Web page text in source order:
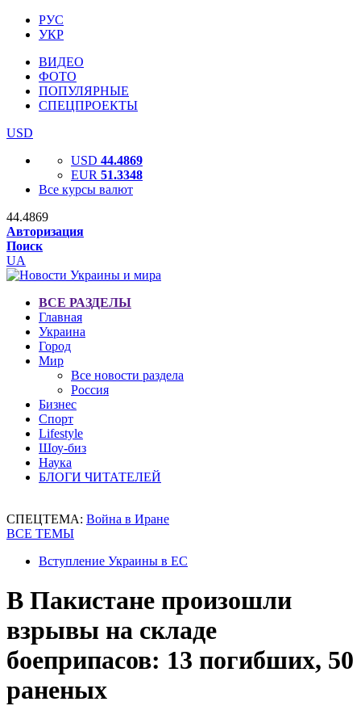
РУС
УКР
ВИДЕО
ФОТО
ПОПУЛЯРНЫЕ
СПЕЦПРОЕКТЫ
USD
USD 44.4869
EUR 51.3348
Все курсы валют
44.4869
Авторизация
Поиск
UA
ВСЕ РАЗДЕЛЫ
Главная
Украина
Город
Мир
Все новости раздела
Россия
Бизнес
Спорт
Lifestyle
Шоу-биз
Наука
БЛОГИ ЧИТАТЕЛЕЙ
СПЕЦТЕМА: Война в Иране
ВСЕ ТЕМЫ
Вступление Украины в ЕС
В Пакистане произошли
взрывы на складе
боеприпасов: 13 погибших, 50
раненых